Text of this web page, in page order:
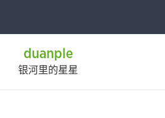
duanple
银河里的星星